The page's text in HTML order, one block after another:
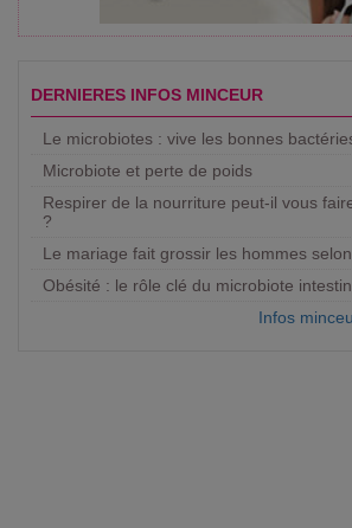
DERNIERES INFOS MINCEUR
Le microbiotes : vive les bonnes
Microbiote et perte de poids
Respirer de la nourriture peut-il vous
?
Le mariage fait grossir les hommes
Obésité : le rôle clé du microbiote
Infos